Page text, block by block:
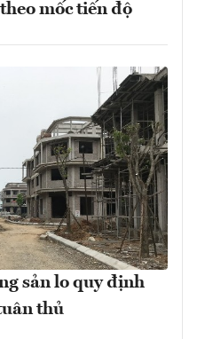
mốc tiến độ
sản lo quy định
thủ